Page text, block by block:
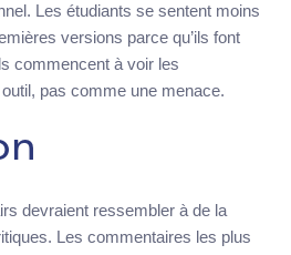
Les étudiants se sentent moins
versions parce qu’ils font
commencent à voir les
pas comme une menace.
devraient ressembler à de la
Les commentaires les plus